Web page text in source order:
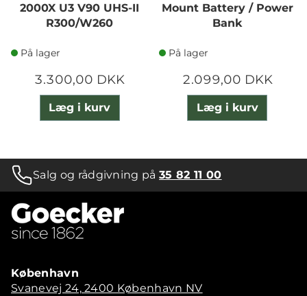
2000X U3 V90 UHS-II
R300/W260
På lager
3.300,00 DKK
Læg i kurv
Mount Battery / Power
Bank
På lager
2.099,00 DKK
Læg i kurv
Salg og rådgivning på35 82 11 00
København
Svanevej 24, 2400 København NV